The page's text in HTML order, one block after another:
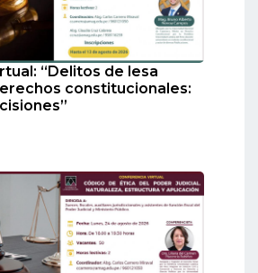
“Delitos de lesa
constitucionales: